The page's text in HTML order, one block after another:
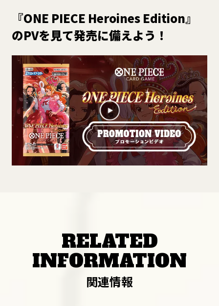
『ONE PIECE Heroines Edition』
のPVを見て発売に備えよう！
RELATED
INFORMATION
関連情報